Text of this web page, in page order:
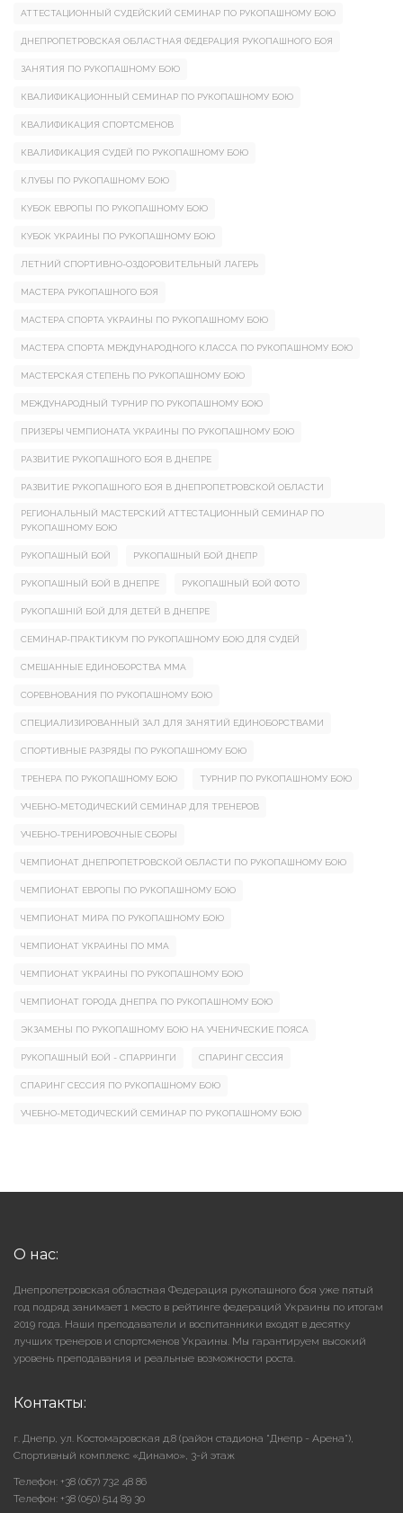
АТТЕСТАЦИОННЫЙ СУДЕЙСКИЙ СЕМИНАР ПО РУКОПАШНОМУ БОЮ
ДНЕПРОПЕТРОВСКАЯ ОБЛАСТНАЯ ФЕДЕРАЦИЯ РУКОПАШНОГО БОЯ
ЗАНЯТИЯ ПО РУКОПАШНОМУ БОЮ
КВАЛИФИКАЦИОННЫЙ СЕМИНАР ПО РУКОПАШНОМУ БОЮ
КВАЛИФИКАЦИЯ СПОРТСМЕНОВ
КВАЛИФИКАЦИЯ СУДЕЙ ПО РУКОПАШНОМУ БОЮ
КЛУБЫ ПО РУКОПАШНОМУ БОЮ
КУБОК ЕВРОПЫ ПО РУКОПАШНОМУ БОЮ
КУБОК УКРАИНЫ ПО РУКОПАШНОМУ БОЮ
ЛЕТНИЙ СПОРТИВНО-ОЗДОРОВИТЕЛЬНЫЙ ЛАГЕРЬ
МАСТЕРА РУКОПАШНОГО БОЯ
МАСТЕРА СПОРТА УКРАИНЫ ПО РУКОПАШНОМУ БОЮ
МАСТЕРА СПОРТА МЕЖДУНАРОДНОГО КЛАССА ПО РУКОПАШНОМУ БОЮ
МАСТЕРСКАЯ СТЕПЕНЬ ПО РУКОПАШНОМУ БОЮ
МЕЖДУНАРОДНЫЙ ТУРНИР ПО РУКОПАШНОМУ БОЮ
ПРИЗЕРЫ ЧЕМПИОНАТА УКРАИНЫ ПО РУКОПАШНОМУ БОЮ
РАЗВИТИЕ РУКОПАШНОГО БОЯ В ДНЕПРЕ
РАЗВИТИЕ РУКОПАШНОГО БОЯ В ДНЕПРОПЕТРОВСКОЙ ОБЛАСТИ
РЕГИОНАЛЬНЫЙ МАСТЕРСКИЙ АТТЕСТАЦИОННЫЙ СЕМИНАР ПО
РУКОПАШНОМУ БОЮ
РУКОПАШНЫЙ БОЙ РУКОПАШНЫЙ БОЙ ДНЕПР
РУКОПАШНЫЙ БОЙ В ДНЕПРЕ РУКОПАШНЫЙ БОЙ ФОТО
РУКОПАШНІЙ БОЙ ДЛЯ ДЕТЕЙ В ДНЕПРЕ
СЕМИНАР-ПРАКТИКУМ ПО РУКОПАШНОМУ БОЮ ДЛЯ СУДЕЙ
СМЕШАННЫЕ ЕДИНОБОРСТВА ММА
СОРЕВНОВАНИЯ ПО РУКОПАШНОМУ БОЮ
СПЕЦИАЛИЗИРОВАННЫЙ ЗАЛ ДЛЯ ЗАНЯТИЙ ЕДИНОБОРСТВАМИ
СПОРТИВНЫЕ РАЗРЯДЫ ПО РУКОПАШНОМУ БОЮ
ТРЕНЕРА ПО РУКОПАШНОМУ БОЮ ТУРНИР ПО РУКОПАШНОМУ БОЮ
УЧЕБНО-МЕТОДИЧЕСКИЙ СЕМИНАР ДЛЯ ТРЕНЕРОВ
УЧЕБНО-ТРЕНИРОВОЧНЫЕ СБОРЫ
ЧЕМПИОНАТ ДНЕПРОПЕТРОВСКОЙ ОБЛАСТИ ПО РУКОПАШНОМУ БОЮ
ЧЕМПИОНАТ ЕВРОПЫ ПО РУКОПАШНОМУ БОЮ
ЧЕМПИОНАТ МИРА ПО РУКОПАШНОМУ БОЮ
ЧЕМПИОНАТ УКРАИНЫ ПО ММА
ЧЕМПИОНАТ УКРАИНЫ ПО РУКОПАШНОМУ БОЮ
ЧЕМПИОНАТ ГОРОДА ДНЕПРА ПО РУКОПАШНОМУ БОЮ
ЭКЗАМЕНЫ ПО РУКОПАШНОМУ БОЮ НА УЧЕНИЧЕСКИЕ ПОЯСА
РУКОПАШНЫЙ БОЙ - СПАРРИНГИ СПАРИНГ СЕССИЯ
СПАРИНГ СЕССИЯ ПО РУКОПАШНОМУ БОЮ
УЧЕБНО-МЕТОДИЧЕСКИЙ СЕМИНАР ПО РУКОПАШНОМУ БОЮ
О нас:
Днепропетровская областная Федерация рукопашного боя уже пятый
год подряд занимает 1 место в рейтинге федераций Украины по итогам
2019 года. Наши преподаватели и воспитанники входят в десятку
лучших тренеров и спортсменов Украины. Мы гарантируем высокий
уровень преподавания и реальные возможности роста.
Контакты:
г. Днепр, ул. Костомаровская д.8 (район стадиона "Днепр - Арена"),
Cпортивный комплекс «Динамо», 3-й этаж
Телефон: +38 (067) 732 48 86
Телефон: +38 (050) 514 89 30